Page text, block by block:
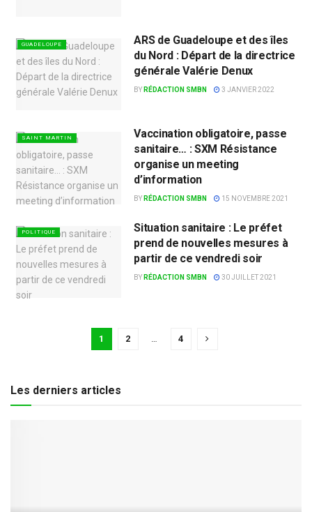
GUADELOUPE
ARS de Guadeloupe et des îles
du Nord : Départ de la directrice
générale Valérie Denux
BY RÉDACTION SMBN 3 JANVIER 2022
SAINT MARTIN
Vaccination obligatoire, passe
sanitaire… : SXM Résistance
organise un meeting
d’information
BY RÉDACTION SMBN 15 NOVEMBRE 2021
POLITIQUE
Situation sanitaire : Le préfet
prend de nouvelles mesures à
partir de ce vendredi soir
BY RÉDACTION SMBN 30 JUILLET 2021
1 2 … 4
Les derniers articles